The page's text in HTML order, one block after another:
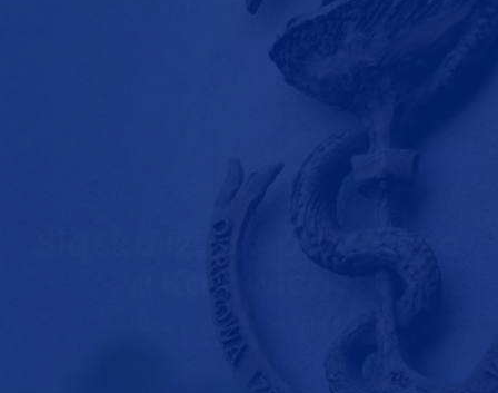
Strefa
farmaceuty
Poznaj funkcjonalności strefy farmaceuty, dzięki